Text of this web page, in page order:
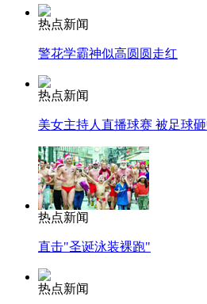
热点新闻
警花学霸神似高圆圆走红
热点新闻
美女主持人直播球赛 被足球
热点新闻
直击"圣诞泳装裸跑"
热点新闻